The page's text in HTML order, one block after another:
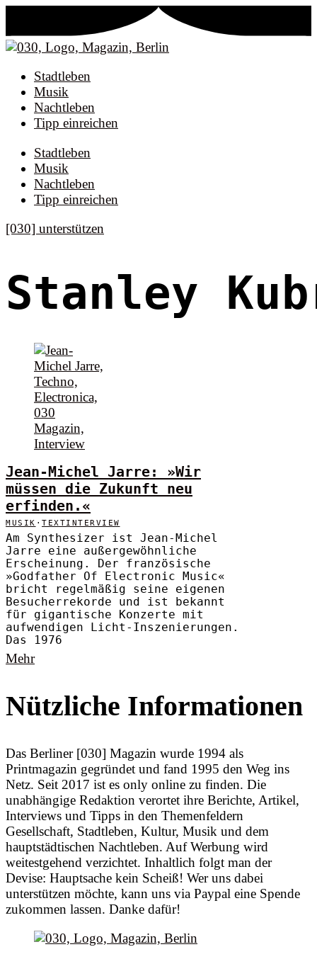
Stadtleben
Musik
Nachtleben
Tipp einreichen
Stadtleben
Musik
Nachtleben
Tipp einreichen
[030] unterstützen
Stanley
Jean-Michel Jarre: »Wir
müssen die Zukunft neu
erfinden.«
MUSIK · TEXTINTERVIEW
Am Synthesizer ist Jean-Michel
Jarre eine außergewöhnliche
Erscheinung. Der französische
»Godfather Of Electronic Music«
bricht regelmäßig seine eigenen
Besucherrekorde und ist bekannt
für gigantische Konzerte mit
aufwendigen Licht-Inszenierungen.
Das 1976
Mehr
Nützliche Informationen
Das Berliner [030] Magazin wurde 1994 als
Printmagazin gegründet und fand 1995 den Weg ins
Netz. Seit 2017 ist es only online zu finden. Die
unabhängige Redaktion verortet ihre Berichte, Artikel,
Interviews und Tipps in den Themenfeldern
Gesellschaft, Stadtleben, Kultur, Musik und dem
hauptstädtischen Nachtleben. Auf Werbung wird
weitestgehend verzichtet. Inhaltlich folgt man der
Devise: Hauptsache kein Scheiß! Wer uns dabei
unterstützen möchte, kann uns via Paypal eine Spende
zukommen lassen. Danke dafür!